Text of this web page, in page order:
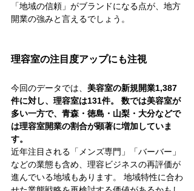
「地域の信頼」がブランドになる点が、地方
開業の強みと言えるでしょう。
理容室の注目度アップにも注視
今回のデータでは、 美容室の新規開業1,387
件に対し、理容室は131件。 数では美容室が
多い一方で、青森・徳島・山梨・大分などで
は理容室開業の割合が顕著に増加していま
す。
近年注目される「メンズ専門」「バーバー」
などの業態も含め、理容ビジネスの再評価が
進んでいる地域もあります。 地域特性に合わ